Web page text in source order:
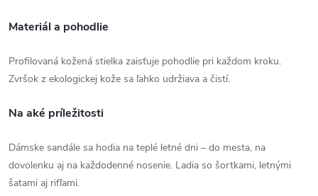
Materiál a pohodlie
Profilovaná kožená stielka zaisťuje pohodlie pri každom kroku.
Zvršok z ekologickej kože sa ľahko udržiava a čistí.
Na aké príležitosti
Dámske sandále sa hodia na teplé letné dni – do mesta, na
dovolenku aj na každodenné nosenie. Ladia so šortkami, letnými
šatami aj rifľami.